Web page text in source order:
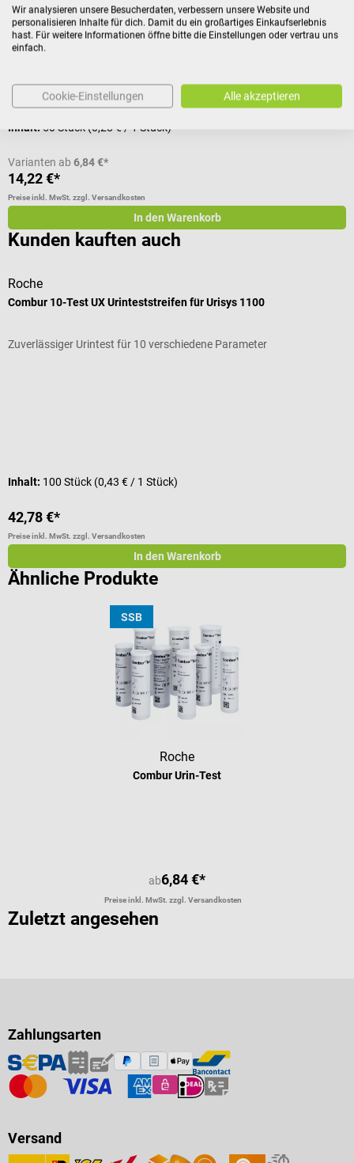
Teststreifen mit zuverlässigem Farbwechsel
Durchschnittliche Bewertung von 4.93 von 5 Sternen
Variante:Combur 3 E/50 Tests
Inhalt: 50 Stück (0,28 € / 1 Stück)
Varianten ab 6,84 €*
14,22 €*
Preise inkl. MwSt. zzgl. Versandkosten
In den Warenkorb
Kunden kauften auch
Roche
Combur 10-Test UX Urinteststreifen für Urisys 1100
Zuverlässiger Urintest für 10 verschiedene Parameter
Inhalt: 100 Stück (0,43 € / 1 Stück)
42,78 €*
Preise inkl. MwSt. zzgl. Versandkosten
In den Warenkorb
Ähnliche Produkte
SSB
Roche
Combur Urin-Test
ab6,84 €*
Preise inkl. MwSt. zzgl. Versandkosten
Zuletzt angesehen
Zahlungsarten
Versand
Wir analysieren unsere Besucherdaten, verbessern unsere Website und
personalisieren Inhalte für dich. Damit du ein großartiges Einkaufserlebnis
hast. Für weitere Informationen öffne bitte die Einstellungen oder vertrau uns
einfach.
Cookie-Einstellungen Alle akzeptieren